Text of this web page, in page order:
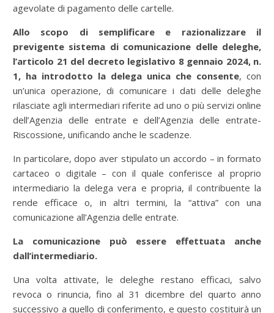
agevolate di pagamento delle cartelle.
Allo scopo di semplificare e razionalizzare il
previgente sistema di comunicazione delle deleghe,
l’articolo 21 del decreto legislativo 8 gennaio 2024, n.
1, ha introdotto la delega unica che consente, con
un’unica operazione, di comunicare i dati delle deleghe
rilasciate agli intermediari riferite ad uno o più servizi online
dell’Agenzia delle entrate e dell’Agenzia delle entrate-
Riscossione, unificando anche le scadenze.
In particolare, dopo aver stipulato un accordo – in formato
cartaceo o digitale – con il quale conferisce al proprio
intermediario la delega vera e propria, il contribuente la
rende efficace o, in altri termini, la “attiva” con una
comunicazione all’Agenzia delle entrate.
La comunicazione può essere effettuata anche
dall’intermediario.
Una volta attivate, le deleghe restano efficaci, salvo
revoca o rinuncia, fino al 31 dicembre del quarto anno
successivo a quello di conferimento, e questo costituirà un